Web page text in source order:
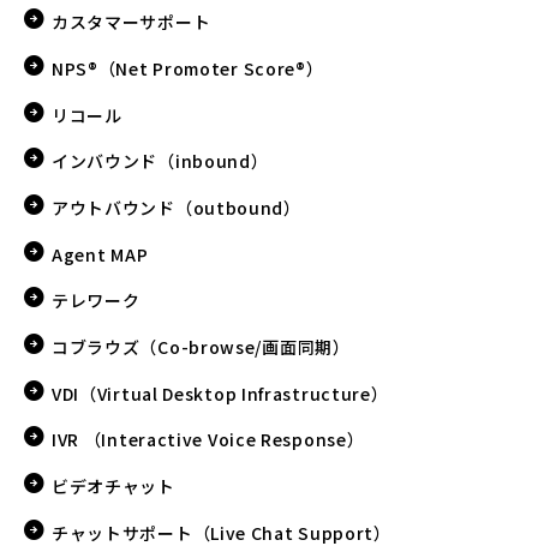
カスタマーサポート
NPS®（Net Promoter Score®）
リコール
インバウンド（inbound）
アウトバウンド（outbound）
Agent MAP
テレワーク
コブラウズ（Co-browse/画面同期）
VDI（Virtual Desktop Infrastructure）
IVR （Interactive Voice Response）
ビデオチャット
チャットサポート（Live Chat Support）